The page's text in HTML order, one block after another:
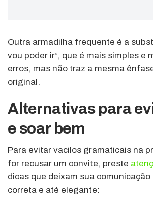
Outra armadilha frequente é a
vou poder ir”, que é mais simples e
erros, mas não traz a mesma
original.
Alternativas para
e soar bem
Para evitar vacilos gramaticais na
for recusar um convite, preste
dicas que deixam sua comunicação
correta e até elegante: